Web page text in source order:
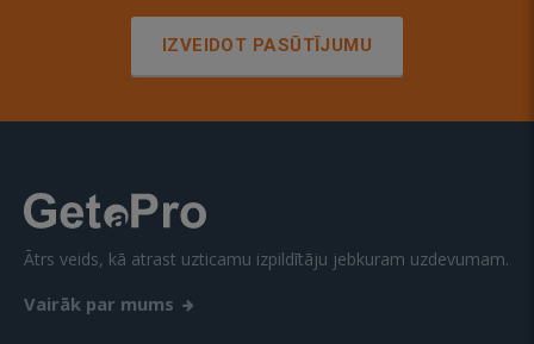
IZVEIDOT PASŪTĪJUMU
Ātrs veids, kā atrast uzticamu izpildītāju jebkuram uzdevumam.
Vairāk par mums